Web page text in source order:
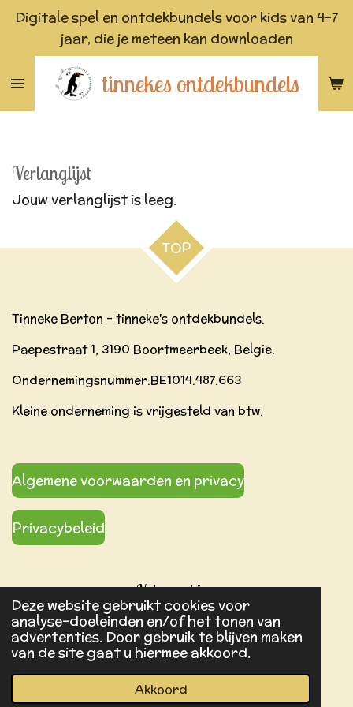
Deze website gebruikt cookies voor
analyse-doeleinden en/of het tonen van
advertenties. Door gebruik te blijven maken
van de site gaat u hiermee akkoord.
Akkoord
Ga
de
hoofdinhoud
tinnekes ontdekbundels
Digitale spel en ontdekbundels voor kids van 4-7
jaar, die je meteen kan downloaden
Verlanglijst
Jouw verlanglijst is leeg.
TOP
Tinneke Berton - tinneke's ontdekbundels.
Paepestraat 1, 3190 Boortmeerbeek, België.
Ondernemingsnummer:BE1014.487.663
Kleine onderneming is vrijgesteld van btw.
Algemene voorwaarden en privacy
Privacybeleid
Volg ons hier:
F
a
c
e
I
n
s
t
P
i
n
t
Copyright © 2026 Tinneke's ontdekbundels
Powered by